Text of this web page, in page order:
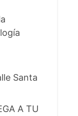
Santa
A TU